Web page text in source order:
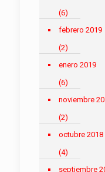
(6)
febrero 2019
(2)
enero 2019
(6)
noviembre
(2)
octubre 2018
(4)
septiembre